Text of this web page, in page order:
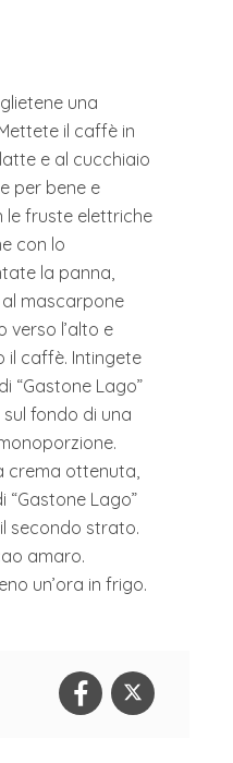
una
il caffè in
e al cucchiaio
per bene e
le fruste elettriche
con lo
la panna,
mascarpone
verso l’alto e
il caffè. Intingete
“Gastone Lago”
fondo di una
crema ottenuta,
Lago”
secondo strato.
amaro.
un’ora in frigo.